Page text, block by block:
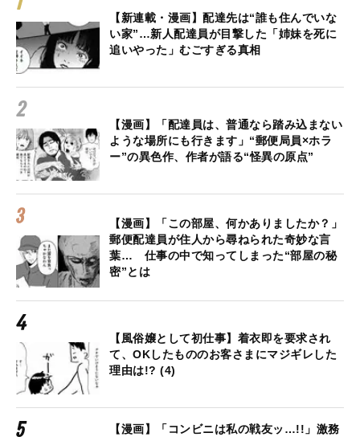
【新連載・漫画】配達先は“誰も住んでいな
い家”…新人配達員が目撃した「姉妹を死に
追いやった」むごすぎる真相
【漫画】「配達員は、普通なら踏み込まない
ような場所にも行きます」“郵便局員×ホラ
ー”の異色作、作者が語る“怪異の原点”
【漫画】「この部屋、何かありましたか？」
郵便配達員が住人から尋ねられた奇妙な言
葉… 仕事の中で知ってしまった“部屋の秘
密”とは
【風俗嬢として初仕事】着衣即を要求され
て、OKしたもののお客さまにマジギレした
理由は!? (4)
【漫画】「コンビニは私の戦友ッ…!!」激務